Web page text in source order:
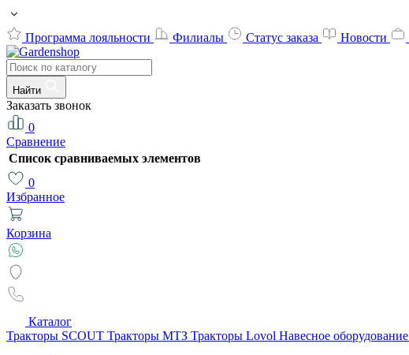
Программа лояльности Филиалы Статус заказа Новости
Найти
Заказать звонок
0
Сравнение
Список сравниваемых элементов
0
Избранное
Корзина
Каталог
Тракторы SCOUT Тракторы МТЗ Тракторы Lovol Навесное оборудование